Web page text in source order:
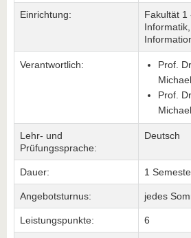
Einrichtung:
Fakultät 1
Verantwortlich:
Prof.
Michael
Prof.
Michael
Lehr- und
Prüfungssprache:
Deutsch
Dauer: 1
Angebotsturnus: jedes
Leistungspunkte: 6